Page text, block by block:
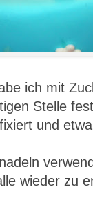
ich mit
Stelle
und
wieder zu